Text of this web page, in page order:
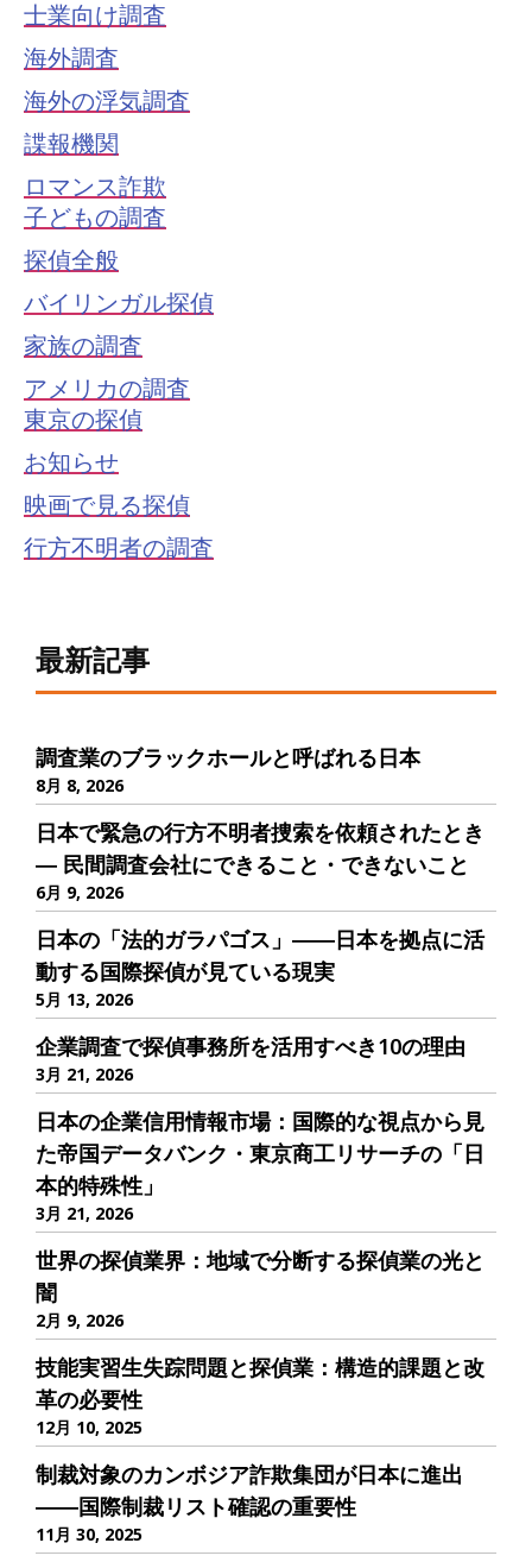
士業向け調査
海外調査
海外の浮気調査
諜報機関
ロマンス詐欺
子どもの調査
探偵全般
バイリンガル探偵
家族の調査
アメリカの調査
東京の探偵
お知らせ
映画で見る探偵
行方不明者の調査
最新記事
調査業のブラックホールと呼ばれる日本
8月 8, 2026
日本で緊急の行方不明者捜索を依頼されたとき
― 民間調査会社にできること・できないこと
6月 9, 2026
日本の「法的ガラパゴス」――日本を拠点に活
動する国際探偵が見ている現実
5月 13, 2026
企業調査で探偵事務所を活用すべき10の理由
3月 21, 2026
日本の企業信用情報市場：国際的な視点から見
た帝国データバンク・東京商工リサーチの「日
本的特殊性」
3月 21, 2026
世界の探偵業界：地域で分断する探偵業の光と
闇
2月 9, 2026
技能実習生失踪問題と探偵業：構造的課題と改
革の必要性
12月 10, 2025
制裁対象のカンボジア詐欺集団が日本に進出
――国際制裁リスト確認の重要性
11月 30, 2025